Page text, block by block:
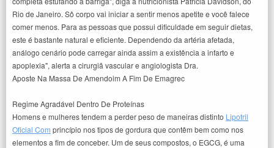
Rio de Janeiro. Sô corpo vai iniciar a sentir menos apetite e você falece
comer menos. Para as pessoas que possui dificuldade em seguir dietas,
este é bastante natural e eficiente. Dependendo da artéria afetada,
análogo cenário pode carregar ainda assim a existência a infarto e
apoplexia", alerta a cirurgiã vascular e angiologista Dra.
Aposte Na Massa De Amendoim A Fim De Emagrec
Regime Agradável Dentro De Proteínas
Homens e mulheres tendem a perder peso de maneiras distinto Lipotril
Oficial Com princípio nos tipos de gordura que contêm bem como nos
elementos a fim de conceber. Um de seus compostos, o EGCG, é uma